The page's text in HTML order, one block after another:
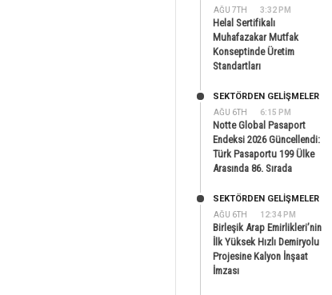
AĞU 7TH 3:32 PM
Helal Sertifikalı
Muhafazakar Mutfak
Konseptinde Üretim
Standartları
AĞU 6TH 6:15 PM
SEKTÖRDEN GELIŞMELER
Notte Global Pasaport
Endeksi 2026 Güncellendi:
Türk Pasaportu 199 Ülke
Arasında 86. Sırada
AĞU 6TH 12:34 PM
SEKTÖRDEN GELIŞMELER
Birleşik Arap Emirlikleri’nin
İlk Yüksek Hızlı Demiryolu
Projesine Kalyon İnşaat
İmzası